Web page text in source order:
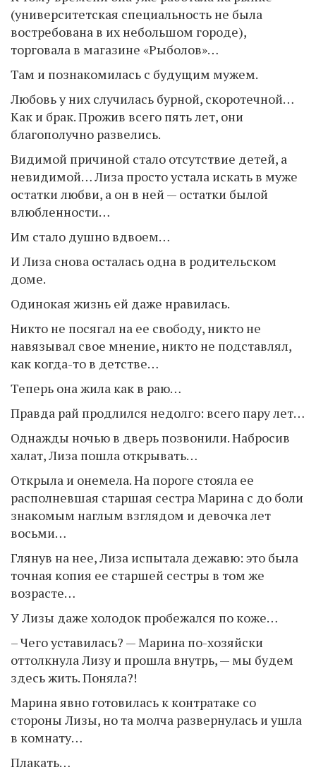
(университетская специальность не была
востребована в их небольшом городе),
торговала в магазине «Рыболов»…
Там и познакомилась с будущим мужем.
Любовь у них случилась бурной, скоротечной…
Как и брак. Прожив всего пять лет, они
благополучно развелись.
Видимой причиной стало отсутствие детей, а
невидимой… Лиза просто устала искать в муже
остатки любви, а он в ней — остатки былой
влюбленности…
Им стало душно вдвоем…
И Лиза снова осталась одна в родительском
доме.
Одинокая жизнь ей даже нравилась.
Никто не посягал на ее свободу, никто не
навязывал свое мнение, никто не подставлял,
как когда-то в детстве…
Теперь она жила как в раю…
Правда рай продлился недолго: всего пару лет…
Однажды ночью в дверь позвонили. Набросив
халат, Лиза пошла открывать…
Открыла и онемела. На пороге стояла ее
располневшая старшая сестра Марина с до боли
знакомым наглым взглядом и девочка лет
восьми…
Глянув на нее, Лиза испытала дежавю: это была
точная копия ее старшей сестры в том же
возрасте…
У Лизы даже холодок пробежался по коже…
– Чего уставилась? — Марина по-хозяйски
оттолкнула Лизу и прошла внутрь, — мы будем
здесь жить. Поняла?!
Марина явно готовилась к контратаке со
стороны Лизы, но та молча развернулась и ушла
в комнату…
Плакать…